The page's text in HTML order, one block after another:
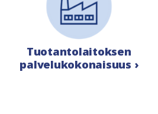
Tuotantolaitoksen
palvelukokonaisuus ›